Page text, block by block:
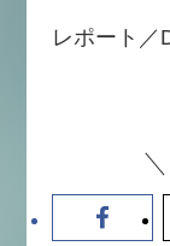
レポート